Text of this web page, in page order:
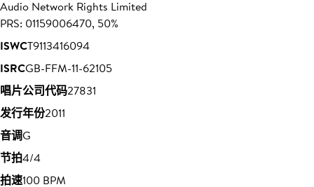
Audio Network Rights Limited
PRS: 01159006470, 50%
ISWCT9113416094
ISRCGB-FFM-11-62105
唱片公司代码27831
发行年份2011
音调G
节拍4/4
拍速100 BPM